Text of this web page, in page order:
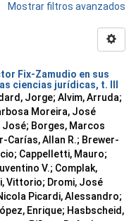
Mostrar filtros avanzados
Fix-Zamudio en sus
ciencias jurídicas, t. III
Jorge; Alvim, Arruda;
Moreira, José
Borges, Marcos
Carías, Allan R.; Brewer-
Cappelletti, Mauro;
V.; Complak,
Vittorio; Dromi, José
Picardi, Alessandro;
Enrique; Hasbscheid,